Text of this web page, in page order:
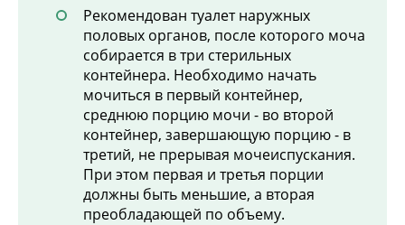
Рекомендован туалет наружных
половых органов, после которого моча
собирается в три стерильных
контейнера. Необходимо начать
мочиться в первый контейнер,
среднюю порцию мочи - во второй
контейнер, завершающую порцию - в
третий, не прерывая мочеиспускания.
При этом первая и третья порции
должны быть меньшие, а вторая
преобладающей по объему.